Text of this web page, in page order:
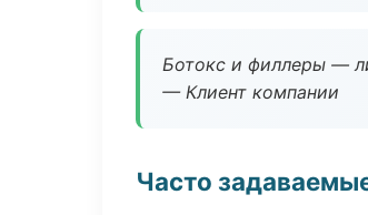
Ботокс и филлеры —
— Клиент компании
Часто